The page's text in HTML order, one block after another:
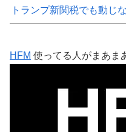
トランプ新関税でも動じ
HFM 使ってる人がまあま